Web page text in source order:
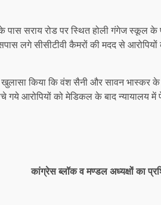
पास सराय रोड पर स्थित होली गंगेज स्कूल
सीसीटीवी कैमरों की मदद से आरोपियों
खुलासा किया कि वंश सैनी और सावन
आरोपियों को मेडिकल के बाद न्यायालय
कांग्रेस ब्लॉक व मण्डल अध्यक्षों का